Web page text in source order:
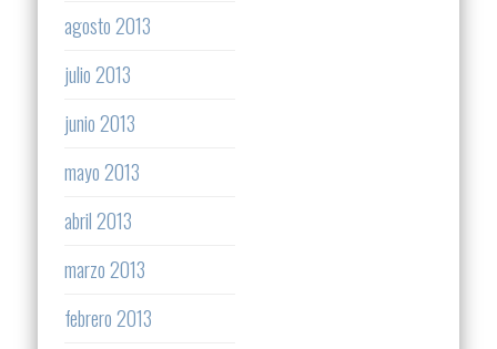
agosto 2013
julio 2013
junio 2013
mayo 2013
abril 2013
marzo 2013
febrero 2013